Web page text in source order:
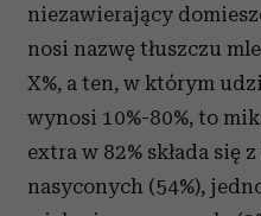
niezawierający
nosi nazwę tłuszczu
X%, a ten, w którym
wynosi 10%-80%, to
extra w 82% składa się
nasyconych (54%),